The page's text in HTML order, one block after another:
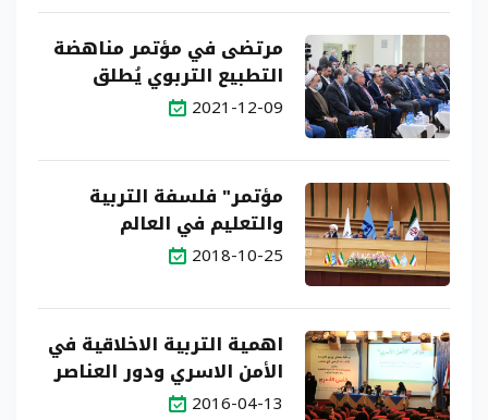
الكيان الصهيوني
مرتضى في مؤتمر مناهضة
التطبيع التربوي يُطلق
اللاءات في مواجهة التسليم
العلاقات معه
2021-12-09
مؤتمر" فلسفة التربية
والتعليم في العالم
الإفتراضي"
2018-10-25
اهمية التربية الاخلاقية في
الأمن الاسري ودور العناصر
الاساسية المؤثرة فيها
2016-04-13